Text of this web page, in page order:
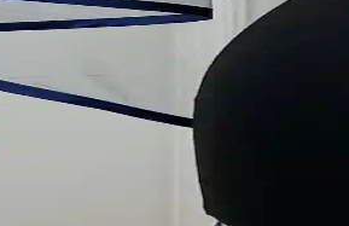
ürünü olan dökülmeyen incili kurdele ve
Balon Zinciri
detaylı karşılaştırıyoruz. Renk,
Slndizayn Epoksi Anahtarlık
ürünlerini detaylı